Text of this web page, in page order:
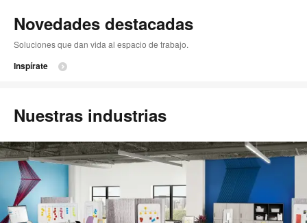
Novedades destacadas
Soluciones que dan vida al espacio de trabajo.
Inspírate
Nuestras industrias